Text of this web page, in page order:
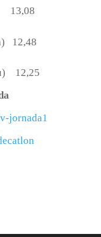
13,08
12,48
12,25
jornada1